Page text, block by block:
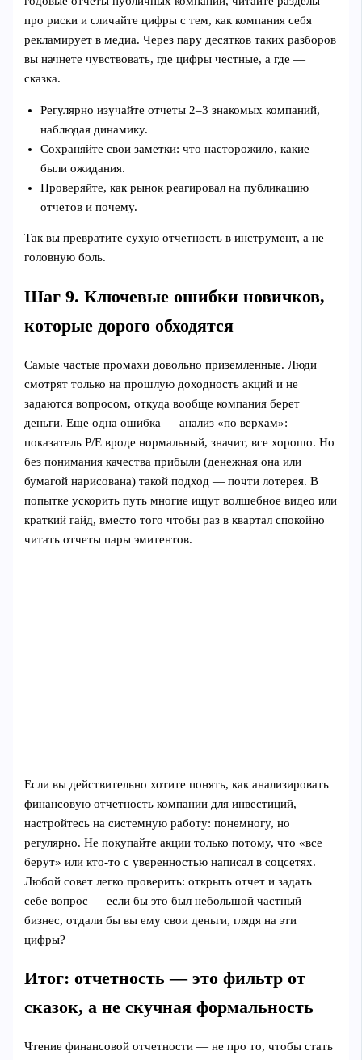
про риски и сличайте цифры с тем, как компания себя
рекламирует в медиа. Через пару десятков таких разборов
вы начнете чувствовать, где цифры честные, а где —
сказка.
Регулярно изучайте отчеты 2–3 знакомых компаний,
наблюдая динамику.
Сохраняйте свои заметки: что насторожило, какие
были ожидания.
Проверяйте, как рынок реагировал на публикацию
отчетов и почему.
Так вы превратите сухую отчетность в инструмент, а не
головную боль.
Шаг 9. Ключевые ошибки новичков,
которые дорого обходятся
Самые частые промахи довольно приземленные. Люди
смотрят только на прошлую доходность акций и не
задаются вопросом, откуда вообще компания берет
деньги. Еще одна ошибка — анализ «по верхам»:
показатель P/E вроде нормальный, значит, все хорошо. Но
без понимания качества прибыли (денежная она или
бумагой нарисована) такой подход — почти лотерея. В
попытке ускорить путь многие ищут волшебное видео или
краткий гайд, вместо того чтобы раз в квартал спокойно
читать отчеты пары эмитентов.
Если вы действительно хотите понять, как анализировать
финансовую отчетность компании для инвестиций,
настройтесь на системную работу: понемногу, но
регулярно. Не покупайте акции только потому, что «все
берут» или кто-то с уверенностью написал в соцсетях.
Любой совет легко проверить: открыть отчет и задать
себе вопрос — если бы это был небольшой частный
бизнес, отдали бы вы ему свои деньги, глядя на эти
цифры?
Итог: отчетность — это фильтр от
сказок, а не скучная формальность
Чтение финансовой отчетности — не про то, чтобы стать